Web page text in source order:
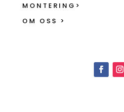
MONTERING>
OM OSS >